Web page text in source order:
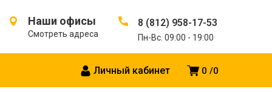
Наши офисы
Смотреть адреса
8 (812) 958-17-53
Пн-Вс. 09:00 - 19:00
0 0
Личный кабинет